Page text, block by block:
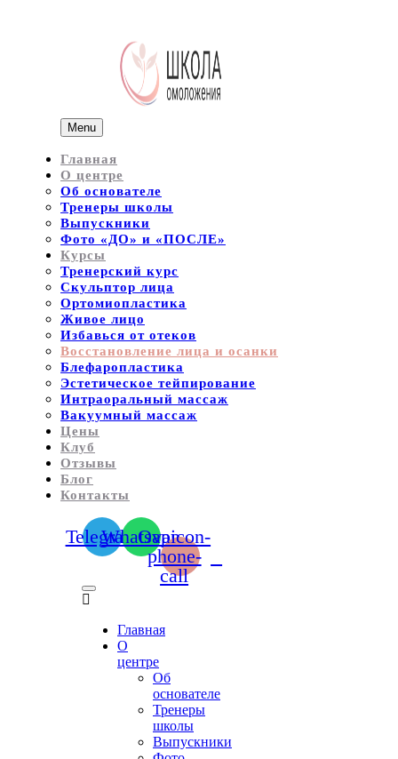
Menu
Главная
О центре
Об основателе
Тренеры школы
Выпускники
Фото «ДО» и «ПОСЛЕ»
Курсы
Тренерский курс
Скульптор лица
Ортомиопластика
Живое лицо
Избавься от отеков
Восстановление лица и осанки
Блефаропластика
Эстетическое тейпирование
Интраоральный массаж
Вакуумный массаж
Цены
Клуб
Отзывы
Блог
Контакты
TelegramWhatsapp
Ovaicon-
phone-
call
Главная
О
центре
Об
основателе
Тренеры
школы
Выпускники